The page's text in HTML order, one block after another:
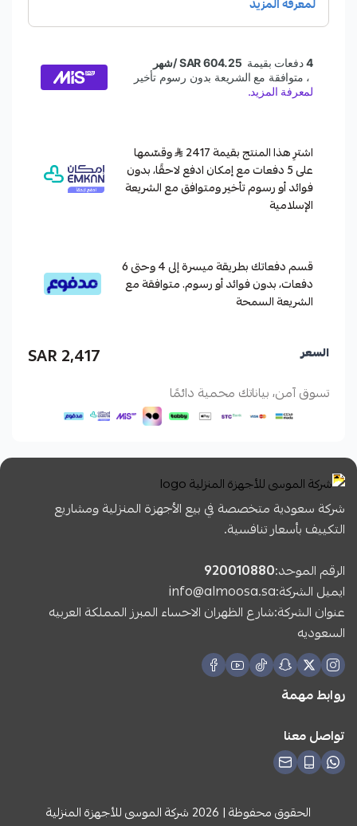
اشترِ هذا المنتج بقيمة 2417
وقسّمها
على 5 دفعات مع إمكان ادفع لاحقًا، بدون
فوائد أو رسوم تأخير ومتوافق مع الشريعة
الإسلامية
قسم دفعاتك بطريقة ميسرة إلى 4 وحتى 6
دفعات، بدون فوائد أو رسوم. متوافقة مع
الشريعة السمحة
السعر 2,417 SAR
تسوق آمن، بياناتك محمية دائمًا
شركة سعودية متخصصة في بيع الأجهزة المنزلية ومشاريع
التكييف بأسعار تنافسية.
الرقم الموحد:920010880
ايميل الشركة:info@almoosa.sa
عنوان الشركة:شارع الظهران الاحساء المبرز المملكة العربيه
السعوديه
روابط مهمة
تواصل معنا
الحقوق محفوظة | 2026 شركة الموسى للأجهزة المنزلية